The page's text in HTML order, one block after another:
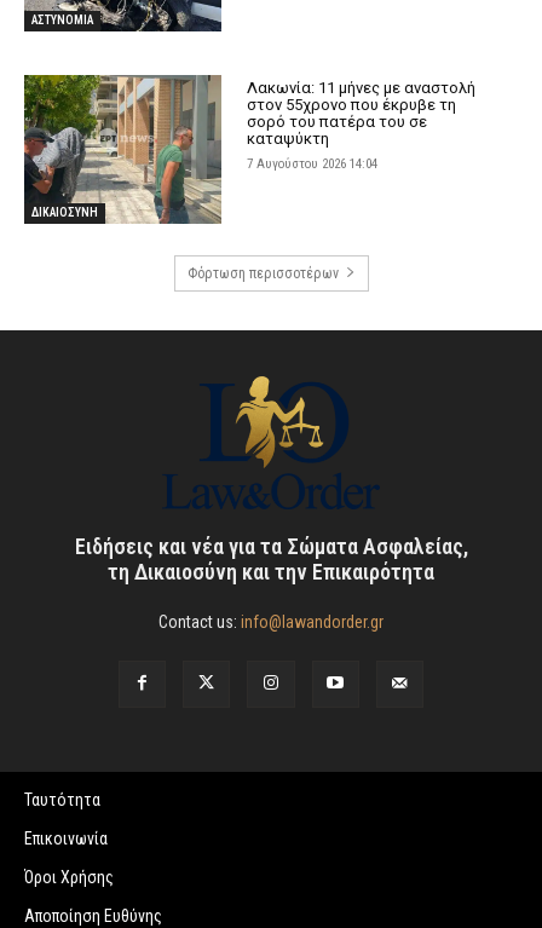
ΑΣΤΥΝΟΜΙΑ
ΔΙΚΑΙΟΣΥΝΗ
Λακωνία: 11 μήνες με αναστολή
στον 55χρονο που έκρυβε τη
σορό του πατέρα του σε
καταψύκτη
7 Αυγούστου 2026 14:04
Φόρτωση περισσοτέρων
Ειδήσεις και νέα για τα Σώματα Ασφαλείας,
τη Δικαιοσύνη και την Επικαιρότητα
Contact us: info@lawandorder.gr
Ταυτότητα
Επικοινωνία
Όροι Χρήσης
Αποποίηση Ευθύνης